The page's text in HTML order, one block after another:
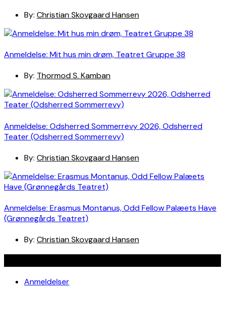
By: Christian Skovgaard Hansen
Anmeldelse: Mit hus min drøm, Teatret Gruppe 38
By: Thormod S. Kamban
Anmeldelse: Odsherred Sommerrevy 2026, Odsherred
Teater (Odsherred Sommerrevy)
By: Christian Skovgaard Hansen
Anmeldelse: Erasmus Montanus, Odd Fellow Palæets Have
(Grønnegårds Teatret)
By: Christian Skovgaard Hansen
Anmeldelser